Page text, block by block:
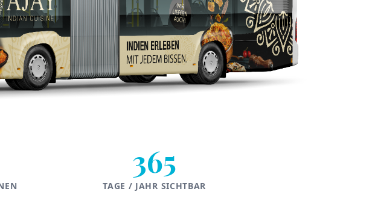
365
TAGE / JAHR SICHTBAR